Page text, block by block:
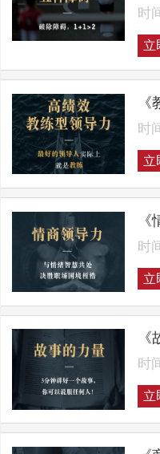
时
立
时
立
时
立
时
立